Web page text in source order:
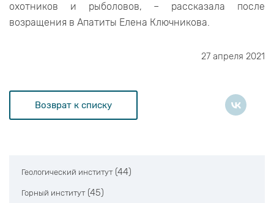
охотников и рыболовов, – рассказала после
возращения в Апатиты Елена Ключникова.
27 апреля 2021
Возврат к списку
Геологический институт (44)
Горный институт (45)